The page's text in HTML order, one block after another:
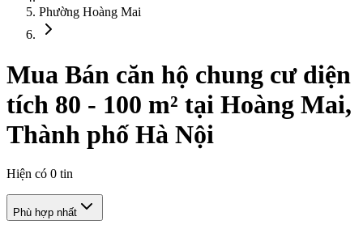
Phường Hoàng Mai
Mua Bán căn hộ chung cư diện
tích 80 - 100 m² tại Hoàng Mai,
Thành phố Hà Nội
Hiện có 0 tin
Phù hợp nhất